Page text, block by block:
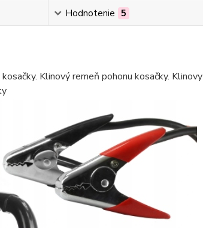
Hodnotenie 5
Klinový remeň pohonu kosačky.